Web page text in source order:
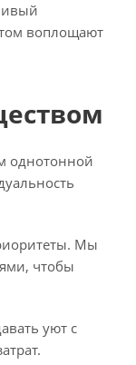
воплощают
однотонной
Мы
чтобы
уют с